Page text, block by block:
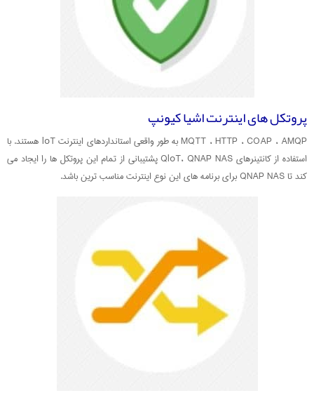
پروتکل های اینترنت اشیا کیونپ
MQTT ، HTTP ، COAP ، AMQP به طور واقعی استانداردهای اینترنت loT هستند. با
استفاده از کانتینرهای QloT، QNAP NAS پشتیبانی از تمام این پروتکل ها را ایجاد می
کند تا QNAP NAS برای برنامه های این نوع اینترنت مناسب ترین باشد.